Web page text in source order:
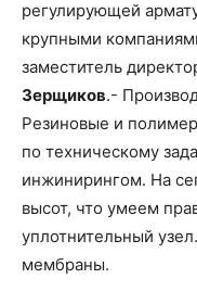
регулирующей
крупными
заместитель
Зерщиков.-
Резиновые и
по техническому
инжинирингом. На
высот, что умеем
уплотнительный
мембраны.